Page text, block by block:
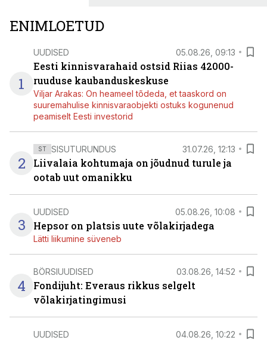
ENIMLOETUD
1
UUDISED 05.08.26, 09:13
Eesti kinnisvarahaid ostsid Riias 42000-
ruuduse kaubanduskeskuse
Viljar Arakas: On heameel tõdeda, et taaskord on
suuremahulise kinnisvaraobjekti ostuks kogunenud
peamiselt Eesti investorid
2
ST SISUTURUNDUS 31.07.26, 12:13
Liivalaia kohtumaja on jõudnud turule ja
ootab uut omanikku
3
UUDISED 05.08.26, 10:08
Hepsor on platsis uute võlakirjadega
Lätti liikumine süveneb
4
BÖRSIUUDISED 03.08.26, 14:52
Fondijuht: Everaus rikkus selgelt
võlakirjatingimusi
UUDISED 04.08.26, 10:22